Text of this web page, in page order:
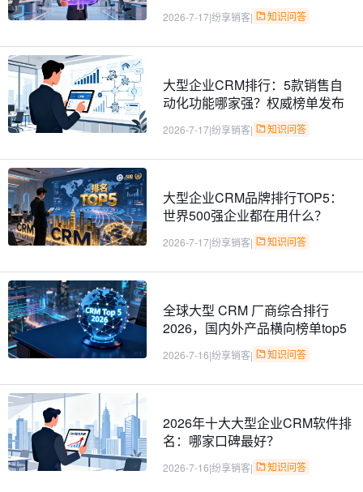
2026-7-17|纷享销客| 知识问答
大型企业CRM排行：5款销售自
动化功能哪家强？权威榜单发布
2026-7-17|纷享销客| 知识问答
大型企业CRM品牌排行TOP5：
世界500强企业都在用什么？
2026-7-17|纷享销客| 知识问答
全球大型 CRM 厂商综合排行
2026，国内外产品横向榜单top5
2026-7-16|纷享销客| 知识问答
2026年十大大型企业CRM软件排
名：哪家口碑最好？
2026-7-16|纷享销客| 知识问答